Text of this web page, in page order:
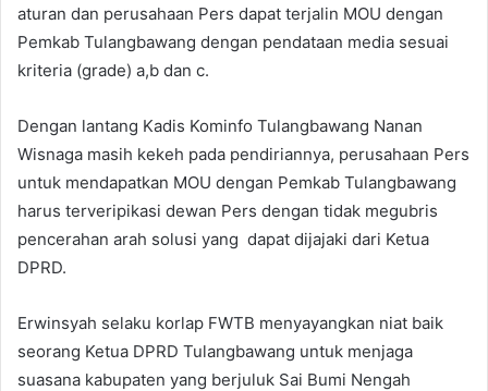
aturan dan perusahaan Pers dapat terjalin MOU dengan
Pemkab Tulangbawang dengan pendataan media sesuai
kriteria (grade) a,b dan c.
Dengan lantang Kadis Kominfo Tulangbawang Nanan
Wisnaga masih kekeh pada pendiriannya, perusahaan Pers
untuk mendapatkan MOU dengan Pemkab Tulangbawang
harus terveripikasi dewan Pers dengan tidak megubris
pencerahan arah solusi yang dapat dijajaki dari Ketua
DPRD.
Erwinsyah selaku korlap FWTB menyayangkan niat baik
seorang Ketua DPRD Tulangbawang untuk menjaga
suasana kabupaten yang berjuluk Sai Bumi Nengah